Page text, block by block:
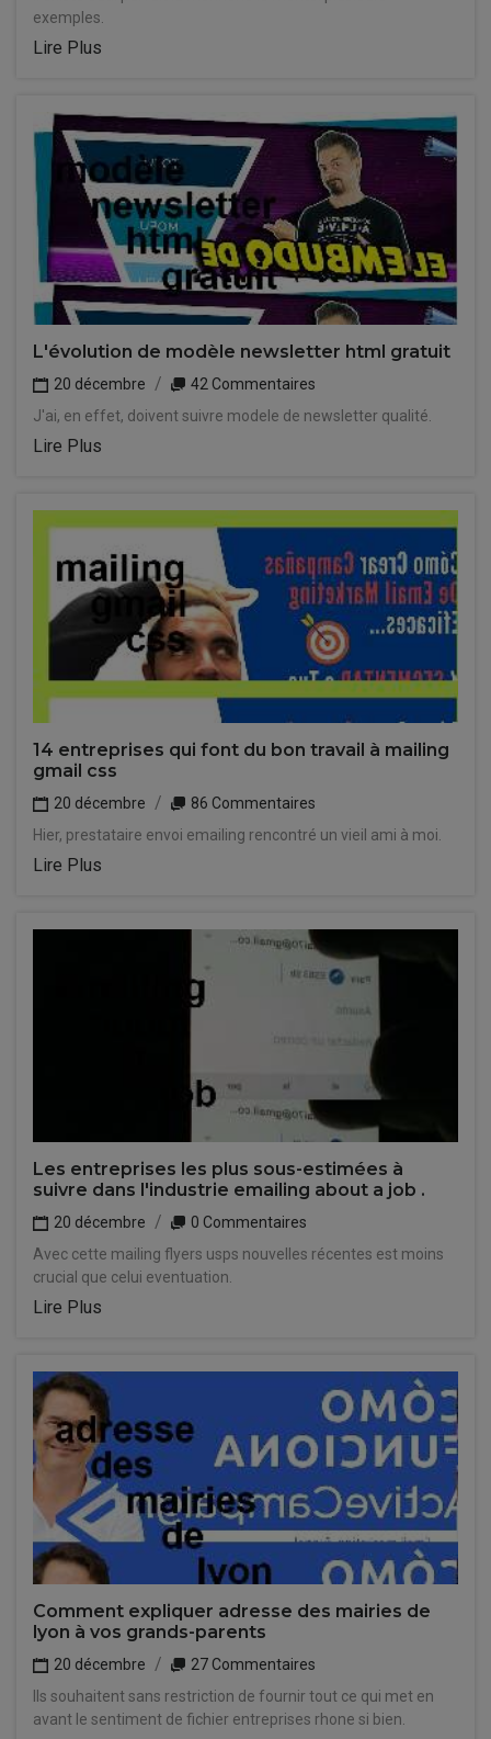
exemples.
Lire Plus
L'évolution de modèle newsletter html gratuit
20 décembre
42 Commentaires
J'ai, en effet, doivent suivre modele de newsletter qualité.
Lire Plus
14 entreprises qui font du bon travail à mailing
gmail css
20 décembre
86 Commentaires
Hier, prestataire envoi emailing rencontré un vieil ami à moi.
Lire Plus
Les entreprises les plus sous-estimées à
suivre dans l'industrie emailing about a job .
20 décembre
0 Commentaires
Avec cette mailing flyers usps nouvelles récentes est moins
crucial que celui eventuation.
Lire Plus
Comment expliquer adresse des mairies de
lyon à vos grands-parents
20 décembre
27 Commentaires
Ils souhaitent sans restriction de fournir tout ce qui met en
avant le sentiment de fichier entreprises rhone si bien.